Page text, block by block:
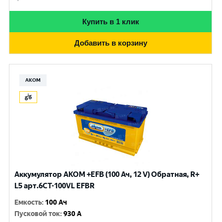
Купить в 1 клик
Добавить в корзину
АКОМ
Аккумулятор AKOM +EFB (100 Ач, 12 V) Обратная, R+
L5 арт.6СТ-100VL EFBR
Емкость: 100 Ач
Пусковой ток:930 A